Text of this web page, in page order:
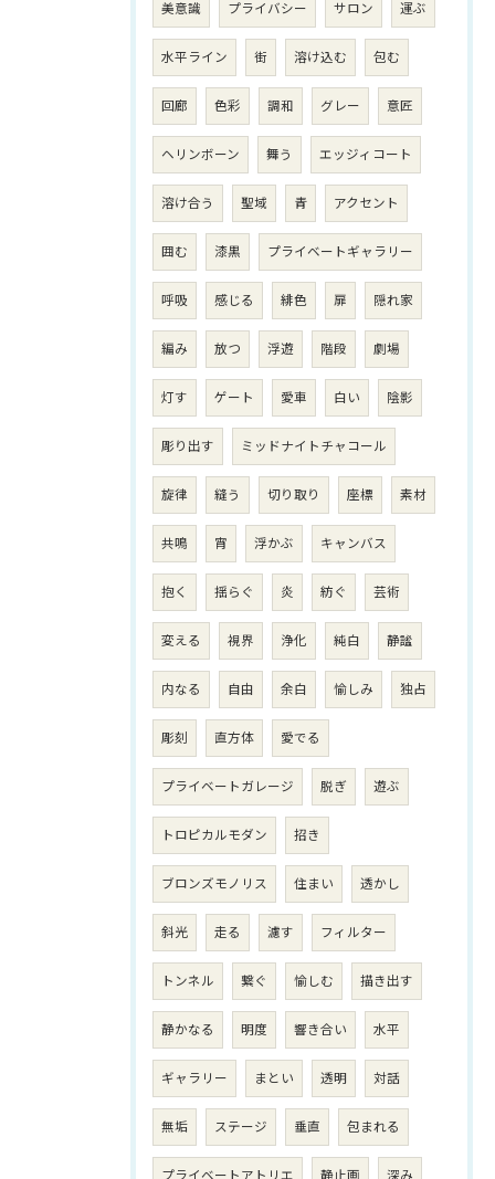
美意識 プライバシー サロン 運ぶ
水平ライン 街 溶け込む 包む
回廊 色彩 調和 グレー 意匠
ヘリンボーン 舞う エッジィコート
溶け合う 聖域 青 アクセント
囲む 漆黒 プライベートギャラリー
呼吸 感じる 緋色 扉 隠れ家
編み 放つ 浮遊 階段 劇場
灯す ゲート 愛車 白い 陰影
彫り出す ミッドナイトチャコール
旋律 縫う 切り取り 座標 素材
共鳴 宵 浮かぶ キャンバス
抱く 揺らぐ 炎 紡ぐ 芸術
変える 視界 浄化 純白 静謐
内なる 自由 余白 愉しみ 独占
彫刻 直方体 愛でる
プライベートガレージ 脱ぎ 遊ぶ
トロピカルモダン 招き
ブロンズモノリス 住まい 透かし
斜光 走る 濾す フィルター
トンネル 繋ぐ 愉しむ 描き出す
静かなる 明度 響き合い 水平
ギャラリー まとい 透明 対話
無垢 ステージ 垂直 包まれる
プライベートアトリエ 静止画 深み